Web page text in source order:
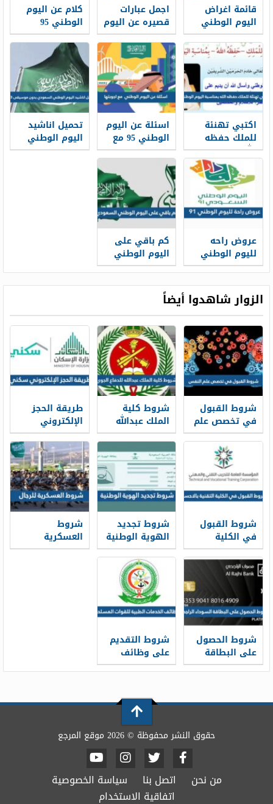
قائمة اغراض
اليوم الوطني
السعودي 95
اجمل عبارات
قصيره عن اليوم
الوطني
السعودي 95
كلام عن اليوم
الوطني 95
تويتر
اكتبي تهنئة
للملك حفظه
الله بمناسبة
اليوم الوطني
95
اسئلة عن اليوم
الوطني 95 مع
اجوبتها
تحميل اناشيد
اليوم الوطني
السعودي 95
عروض راحه
لليوم الوطني
91 لعام 1443 –
كم باقي على
اليوم الوطني
السعودي 2024 /
التنازليالزوار شاهدوا أيضاً
شروط القبول
في تخصص علم
النفس ونسب
القبول 1448
شروط كلية
الملك عبدالله
للدفاع الجوي
1448 ونسب
القبول
طريقة الحجز
الإلكتروني
سكني 1448
وشروط الحجز
شروط القبول
في الكلية
التقنية بالاحساء
1448 ونسب
القبول
شروط تجديد
الهوية الوطنية
1448 قبل
انتهائها
شروط
العسكرية
للرجال 1448
شروط الحصول
على البطاقة
السوداء
شروط التقديم
على وظائف
الخدمات الطبية
حقوق النشر محفوظة © 2026 موقع المرجع
من نحن اتصل بنا
سياسة الخصوصية
اتفاقية الاستخدام